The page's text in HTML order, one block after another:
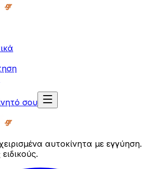
σου
αυτοκίνητα με εγγύηση.